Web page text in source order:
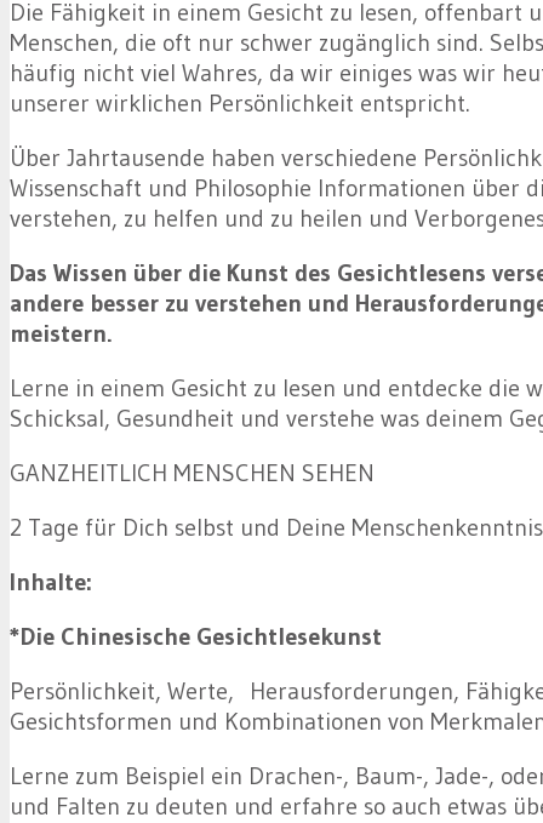
Die Fähigkeit in einem Gesicht zu lesen, offenbart
Menschen, die oft nur schwer zugänglich sind.
häufig nicht viel Wahres, da wir einiges was wir
unserer wirklichen Persönlichkeit entspricht.
Über Jahrtausende haben verschiedene
Wissenschaft und Philosophie Informationen über
verstehen, zu helfen und zu heilen und
Das Wissen über die Kunst des Gesichtlesens
andere besser zu verstehen und
meistern.
Lerne in einem Gesicht zu lesen und entdecke die
Schicksal, Gesundheit und verstehe was deinem
GANZHEITLICH MENSCHEN SEHEN
2 Tage für Dich selbst und Deine Menschenkenntnis
Inhalte:
*Die Chinesische Gesichtlesekunst
Persönlichkeit, Werte, Herausforderungen,
Gesichtsformen und Kombinationen von
Lerne zum Beispiel ein Drachen-, Baum-, Jade-,
und Falten zu deuten und erfahre so auch etwas